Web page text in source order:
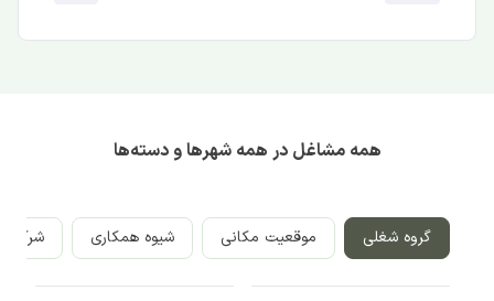
همه مشاغل در همه شهرها و دسته‌ها
گروه شغلی موقعیت مکانی شیوه همکاری